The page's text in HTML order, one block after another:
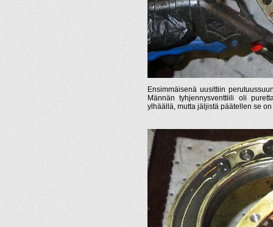
Ensimmäisenä uusittiin
Männän tyhjennysventtiili oli
ylhäällä, mutta jäljistä päätellen se